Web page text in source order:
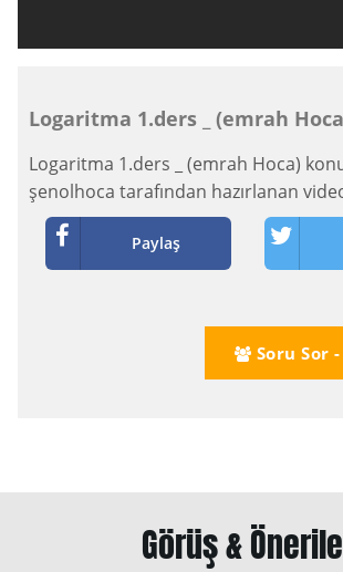
Logaritma 1.ders _ (emrah
Logaritma 1.ders _ (emrah Hoca)
şenolhoca tarafından hazırlanan
Paylaş
Soru Sor
Görüş &